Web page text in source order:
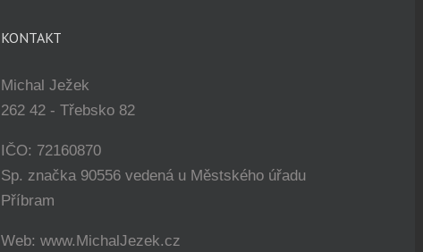
KONTAKT
Michal Ježek
262 42 - Třebsko 82
IČO: 72160870
Sp. značka 90556 vedená u Městského úřadu
Příbram
Web: www.MichalJezek.cz